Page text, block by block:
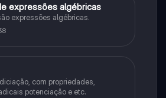
expressões algébricas
expressões algébricas.
com propriedades,
potenciação e etc.